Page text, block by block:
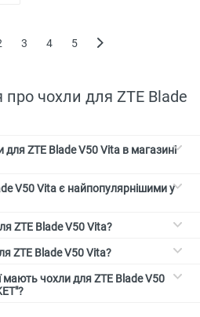
3 4 5
про чохли для ZTE Blade
ZTE Blade V50 Vita?
ZTE Blade V50 Vita?